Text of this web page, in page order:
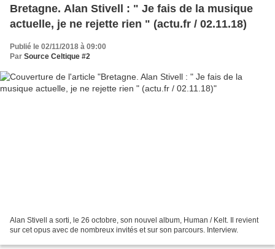
Bretagne. Alan Stivell : " Je fais de la musique
actuelle, je ne rejette rien " (actu.fr / 02.11.18)
Publié le 02/11/2018 à 09:00
Par Source Celtique #2
Alan Stivell a sorti, le 26 octobre, son nouvel album, Human / Kelt. Il revient
sur cet opus avec de nombreux invités et sur son parcours. Interview.